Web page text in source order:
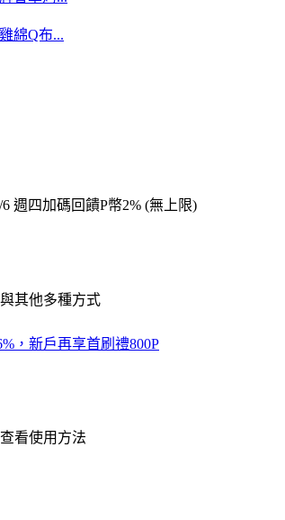
綿Q布...
週四加碼回饋P幣2% (無上限)
其他多種方式
，新戶再享首刷禮800P
看使用方法